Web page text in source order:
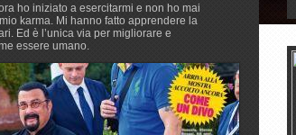
ho iniziato a esercitarmi e non ho mai
karma. Mi hanno fatto apprendere la
Ed è l’unica via per migliorare e
essere umano.